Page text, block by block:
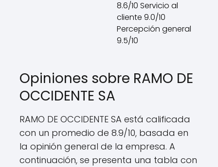
8.6/10 Servicio al
cliente 9.0/10
Percepción general
9.5/10
Opiniones sobre RAMO DE
OCCIDENTE SA
RAMO DE OCCIDENTE SA está calificada
con un promedio de 8.9/10, basada en
la opinión general de la empresa. A
continuación, se presenta una tabla con